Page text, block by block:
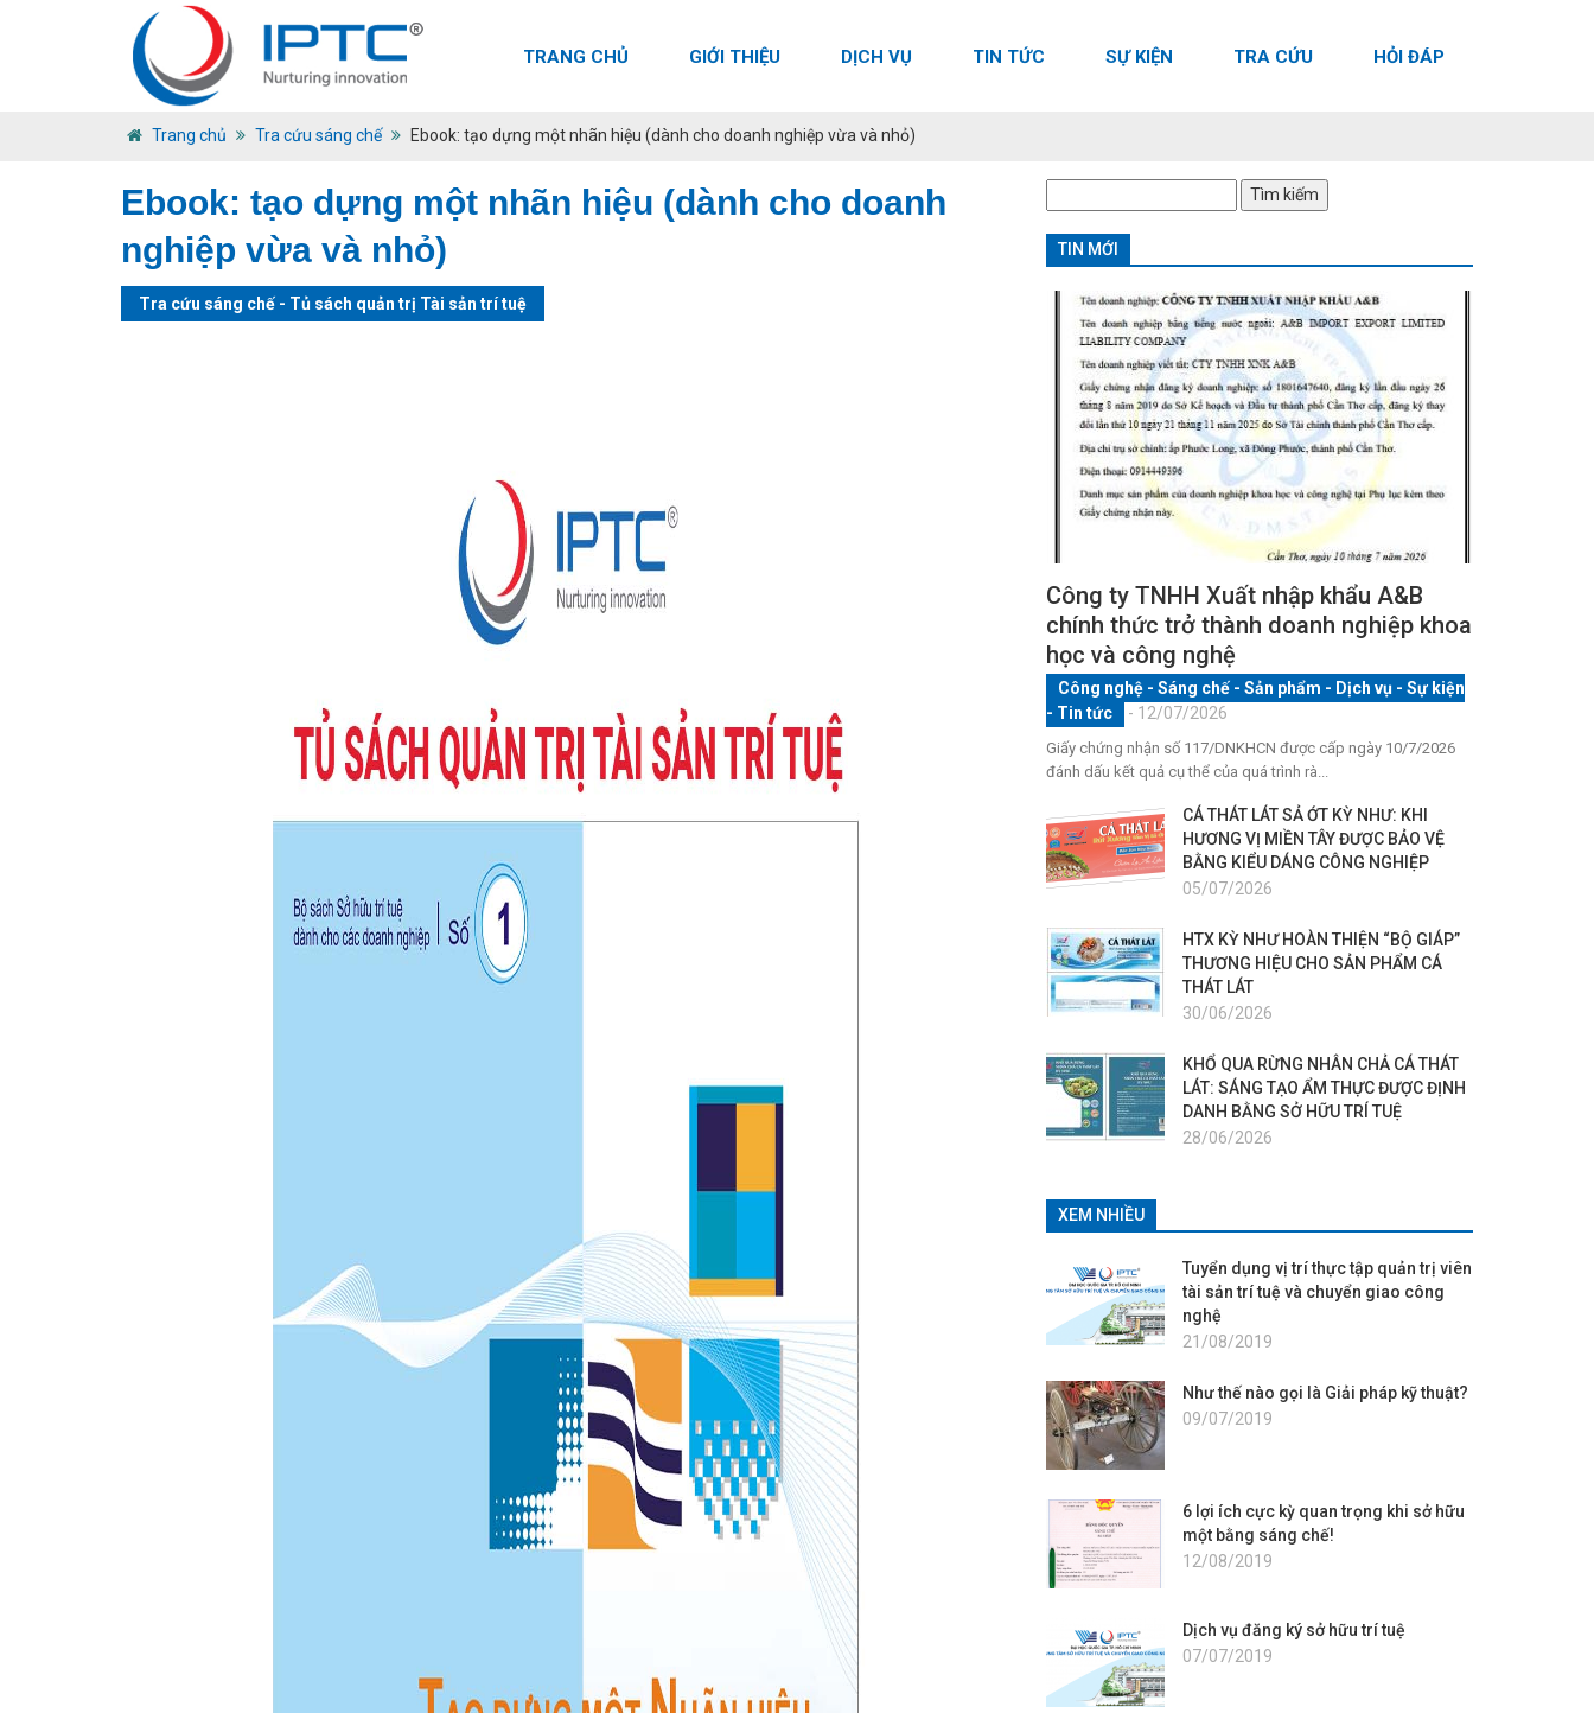
TRANG CHỦ GIỚI THIỆU DỊCH VỤ TIN TỨC SỰ KIỆN TRA CỨU HỎI ĐÁP
Trang chủ Tra cứu sáng chế Ebook: tạo dựng một nhãn hiệu (dành cho doanh nghiệp vừa và nhỏ)
Ebook: tạo dựng một nhãn hiệu (dành cho doanh
nghiệp vừa và nhỏ)
Tra cứu sáng chế - Tủ sách quản trị Tài sản trí tuệ
kiếm
cho:
TIN MỚI
Công ty TNHH Xuất nhập khẩu A&B
chính thức trở thành doanh nghiệp khoa
học và công nghệ
Công nghệ - Sáng chế - Sản phẩm - Dịch vụ - Sự kiện
- Tin tức - 12/07/2026
Giấy chứng nhận số 117/DNKHCN được cấp ngày 10/7/2026
đánh dấu kết quả cụ thể của quá trình rà...
CÁ THÁT LÁT SẢ ỚT KỲ NHƯ: KHI
HƯƠNG VỊ MIỀN TÂY ĐƯỢC BẢO VỆ
BẰNG KIỂU DÁNG CÔNG NGHIỆP
05/07/2026
HTX KỲ NHƯ HOÀN THIỆN “BỘ GIÁP”
THƯƠNG HIỆU CHO SẢN PHẨM CÁ
THÁT LÁT
30/06/2026
KHỔ QUA RỪNG NHÂN CHẢ CÁ THÁT
LÁT: SÁNG TẠO ẨM THỰC ĐƯỢC ĐỊNH
DANH BẰNG SỞ HỮU TRÍ TUỆ
28/06/2026
XEM NHIỀU
Tuyển dụng vị trí thực tập quản trị viên
tài sản trí tuệ và chuyển giao công
nghệ
21/08/2019
Như thế nào gọi là Giải pháp kỹ thuật?
09/07/2019
6 lợi ích cực kỳ quan trọng khi sở hữu
một bằng sáng chế!
12/08/2019
Dịch vụ đăng ký sở hữu trí tuệ
07/07/2019